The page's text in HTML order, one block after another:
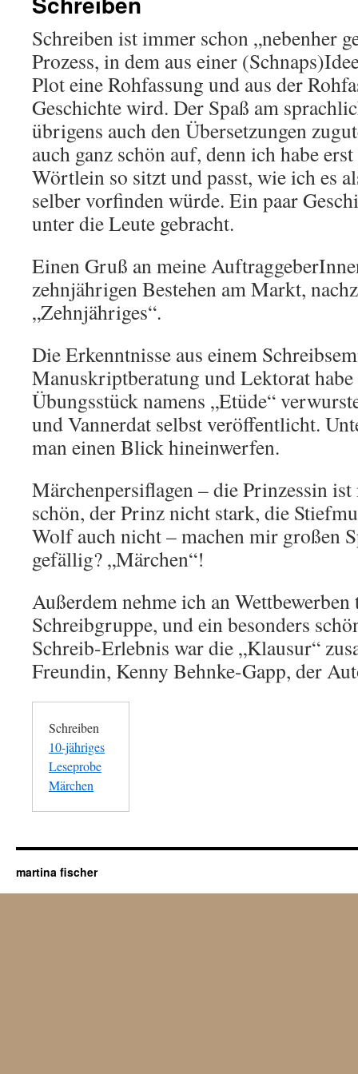
Schreiben ist immer schon „nebenher
Prozess, in dem aus einer
Plot eine Rohfassung und aus der
Geschichte wird. Der Spaß am
übrigens auch den Übersetzungen
auch ganz schön auf, denn ich habe
Wörtlein so sitzt und passt, wie ich es
selber vorfinden würde. Ein paar
unter die Leute gebracht.
Einen Gruß an meine
zehnjährigen Bestehen am Markt,
„Zehnjähriges“.
Die Erkenntnisse aus einem
Manuskriptberatung und Lektorat
Übungsstück namens „Etüde“
und Vannerdat selbst veröffentlicht.
man einen Blick hineinwerfen.
Märchenpersiflagen – die Prinzessin
schön, der Prinz nicht stark, die
Wolf auch nicht – machen mir großen
gefällig? „Märchen“!
Außerdem nehme ich an
Schreibgruppe, und ein besonders
Schreib-Erlebnis war die „Klausur“
Freundin, Kenny Behnke-Gapp, der
Schreiben
10-jähriges
Leseprobe
Märchen
martina fischer